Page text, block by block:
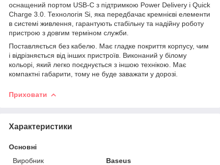
оснащений портом USB-C з підтримкою Power Delivery і Quick
Charge 3.0. Технологія Si, яка передбачає кремнієві елементи
в системі живлення, гарантують стабільну та надійну роботу
пристрою з довгим терміном служби.
Поставляється без кабелю. Має гладке покриття корпусу, чим
і відрізняється від інших пристроїв. Виконаний у білому
кольорі, який легко поєднується з іншою технікою. Має
компактні габарити, тому не буде заважати у дорозі.
Приховати
Характеристики
Основні
Виробник
Baseus